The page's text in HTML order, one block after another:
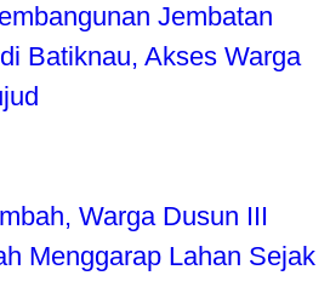
Jembatan
Batiknau, Akses Warga
Warga Dusun III
Menggarap Lahan Sejak